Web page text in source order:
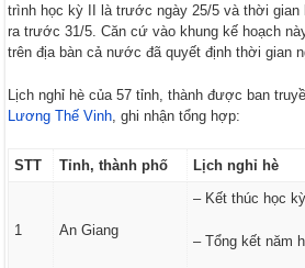
trình học kỳ II là trước ngày 25/5 và thời gian
ra trước 31/5. Căn cứ vào khung kế hoạch
trên địa bàn cả nước đã quyết định thời gian
Lịch nghỉ hè của 57 tỉnh, thành được ban
Lương Thế Vinh, ghi nhận tổng hợp:
STT Tỉnh, thành phố Lịch nghỉ hè
1 An Giang
– Kết thúc học
– Tổng kết năm